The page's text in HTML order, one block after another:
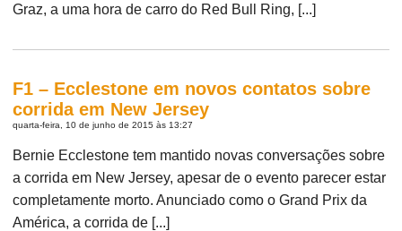
Graz, a uma hora de carro do Red Bull Ring, [...]
F1 – Ecclestone em novos contatos sobre
corrida em New Jersey
quarta-feira, 10 de junho de 2015 às 13:27
Bernie Ecclestone tem mantido novas conversações sobre
a corrida em New Jersey, apesar de o evento parecer estar
completamente morto. Anunciado como o Grand Prix da
América, a corrida de [...]